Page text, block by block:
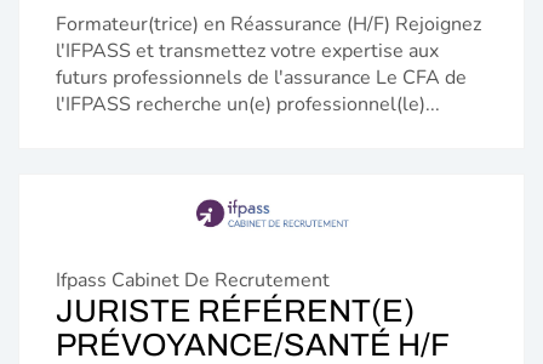
Formateur(trice) en Réassurance (H/F) Rejoignez
l'IFPASS et transmettez votre expertise aux
futurs professionnels de l'assurance Le CFA de
l'IFPASS recherche un(e) professionnel(le)...
Ifpass Cabinet De Recrutement
JURISTE RÉFÉRENT(E)
PRÉVOYANCE/SANTÉ H/F